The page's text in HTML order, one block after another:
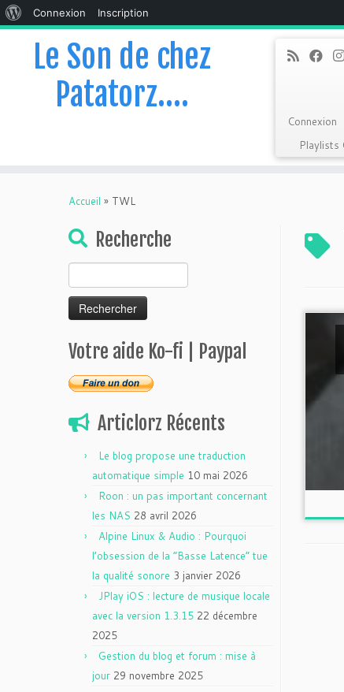
WordPress
Connexion
Inscription
Le Son de chez
Patatorz….
Connexion
Playlists
Accueil » TWL
Recherche
Votre aide Ko-fi | Paypal
Articlorz Récents
Le blog propose une traduction
automatique simple 10 mai 2026
Roon : un pas important concernant
les NAS 28 avril 2026
Alpine Linux & Audio : Pourquoi
l’obsession de la “Basse Latence” tue
la qualité sonore 3 janvier 2026
JPlay iOS : lecture de musique locale
avec la version 1.3.15 22 décembre
2025
Gestion du blog et forum : mise à
jour 29 novembre 2025